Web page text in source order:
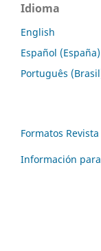
Idioma
English
Español (España)
Português
Formatos
Información